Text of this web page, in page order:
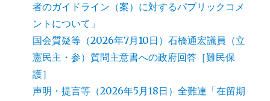
者のガイドライン（案）に対するパブリックコメ
ントについて」
国会質疑等（2026年7月10日）石橋通宏議員（立
憲民主・参）質問主意書への政府回答［難民保
護］
声明・提言等（2026年5月18日）全難連「在留期